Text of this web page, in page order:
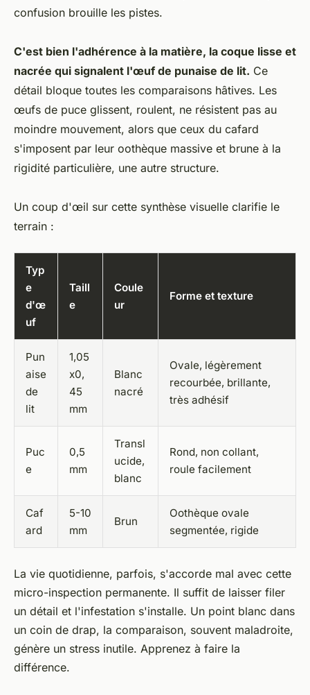
confusion brouille les pistes.
C'est bien l'adhérence à la matière, la coque lisse et
nacrée qui signalent l'œuf de punaise de lit. Ce
détail bloque toutes les comparaisons hâtives. Les
œufs de puce glissent, roulent, ne résistent pas au
moindre mouvement, alors que ceux du cafard
s'imposent par leur oothèque massive et brune à la
rigidité particulière, une autre structure.
Un coup d'œil sur cette synthèse visuelle clarifie le
terrain :
Typ
e
d'œ
uf
Taill
e
Coule
ur
Forme et texture
Pun
aise
de
lit
1,05
x0,
45
mm
Blanc
nacré
Ovale, légèrement
recourbée, brillante,
très adhésif
Puc
e
0,5
mm
Transl
ucide,
blanc
Rond, non collant,
roule facilement
Caf
ard
5-10
mm
Brun
Oothèque ovale
segmentée, rigide
La vie quotidienne, parfois, s'accorde mal avec cette
micro-inspection permanente. Il suffit de laisser filer
un détail et l'infestation s'installe. Un point blanc dans
un coin de drap, la comparaison, souvent maladroite,
génère un stress inutile. Apprenez à faire la
différence.